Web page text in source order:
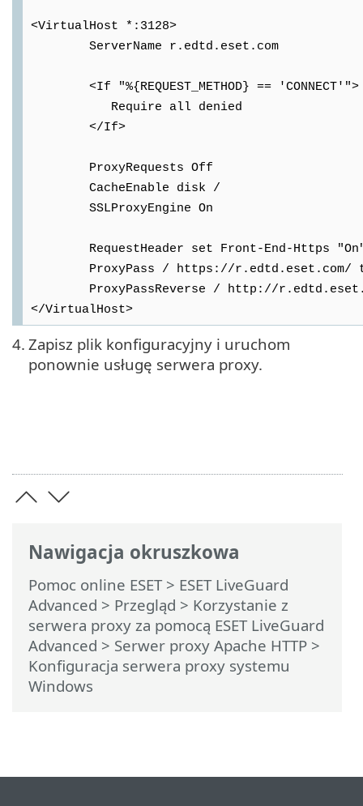
Nawigacja okruszkowa
Pomoc online ESET> ESET LiveGuard
Advanced > Przegląd > Korzystanie z
serwera proxy za pomocą ESET LiveGuard
Advanced > Serwer proxy Apache HTTP >
Konfiguracja serwera proxy systemu
Windows
<VirtualHost *:3128>
ServerName r.edtd.eset.com
<If "%{REQUEST_METHOD} == 'CONNECT'">
Require all denied
</If>
ProxyRequests Off
CacheEnable disk /
SSLProxyEngine On
RequestHeader set Front-End-Https
ProxyPass / https://r.edtd.eset.com/
ProxyPassReverse / http://
</VirtualHost>
4. Zapisz plik konfiguracyjny i uruchom
ponownie usługę serwera proxy.